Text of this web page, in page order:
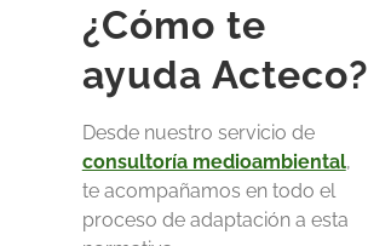
¿Cómo te
ayuda Acteco?
Desde nuestro servicio de
consultoría medioambiental,
te acompañamos en todo el
proceso de adaptación a esta